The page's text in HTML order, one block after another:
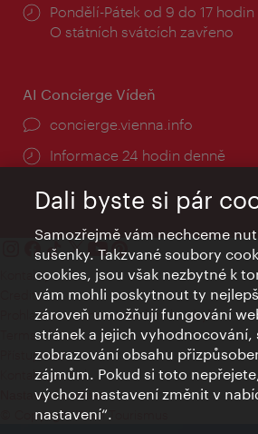
Provozní
doba:
Pondělí-Pátek od 9 do 17 hodin
O státních svátcích zavřeno
AI Concierge Vídeň
concierge.vienna.info
Informace 24 hodin denně
Kontakty
Credits
Prohlášení o ochraně osobních údajů
Terms of Use
Přístupnost
Kontakt pro tisk
Nastavení cookies
© Copyright Wien Tourismus
Dali byste si pár
Samozřejmě vám nechceme
sušenky. Takzvané soubory
cookies, jsou však nezbytné k
vám mohli poskytnout ty
zároveň umožňují fungování
stránek a jejich vyhodnocování,
zobrazování obsahu
zájmům. Pokud si toto
výchozí nastavení změnit v
nastavení“.